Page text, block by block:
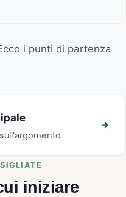
i punti di partenza
iniziare